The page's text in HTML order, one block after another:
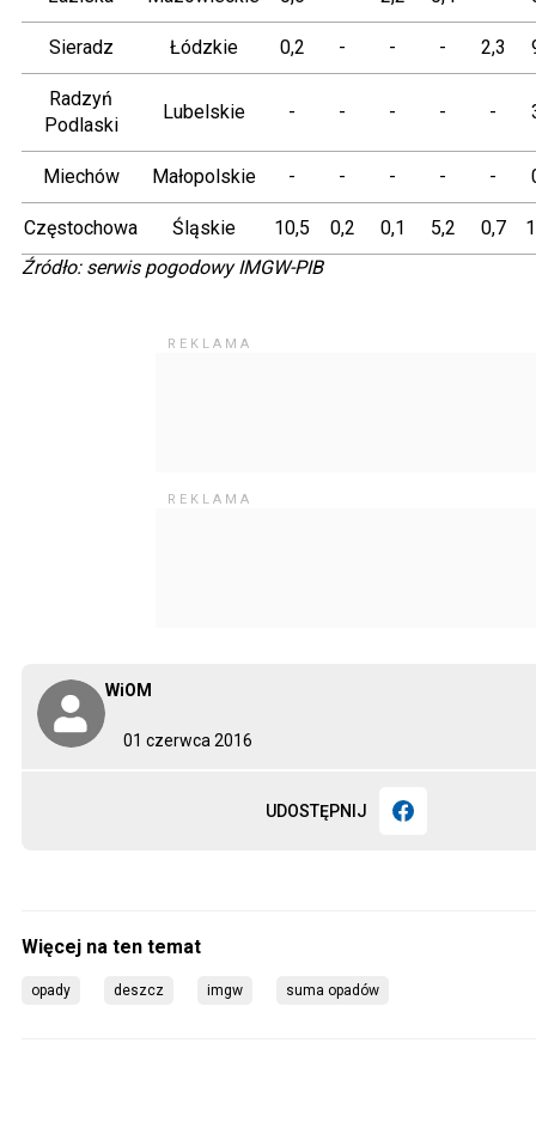
01 czerwca 2016
WiOM
UDOSTĘPNIJ
Sieradz Łódzkie 0,2 - - - 2,3
Radzyń
Podlaski
Lubelskie - - - - -
Miechów Małopolskie - - - - -
Częstochowa Śląskie 10,5 0,2 0,1 5,2 0,7
Źródło: serwis pogodowy IMGW-PIB
opady deszcz imgw suma opadów